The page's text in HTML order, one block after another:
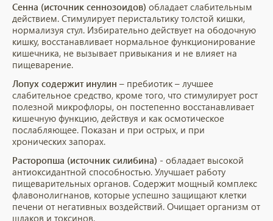
Сенна (источник сеннозоидов) обладает слабительным
действием. Стимулирует перистальтику толстой кишки,
нормализуя стул. Избирательно действует на ободочную
кишку, восстанавливает нормальное функционирование
кишечника, не вызывает привыкания и не влияет на
пищеварение.
Лопух содержит инулин – пребиотик – лучшее
слабительное средство, кроме того, что стимулирует рост
полезной микрофлоры, он постепенно восстанавливает
кишечную функцию, действуя и как осмотическое
послабляющее. Показан и при острых, и при
хронических запорах.
Расторопша (источник силибина) - обладает высокой
антиоксидантной способностью. Улучшает работу
пищеварительных органов. Содержит мощный комплекс
флавонолигнанов, которые успешно защищают клетки
печени от негативных воздействий. Очищает организм от
шлаков и токсинов.